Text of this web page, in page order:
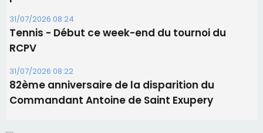
31/07/2026 08:24
Tennis - Début ce week-end du tournoi du
RCPV
31/07/2026 08:22
82ème anniversaire de la disparition du
Commandant Antoine de Saint Exupery